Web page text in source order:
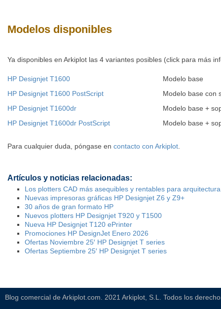
Modelos disponibles
Ya disponibles en Arkiplot las 4 variantes posibles (click para más
HP Designjet T1600
Modelo base
HP Designjet T1600 PostScript
Modelo base con
HP Designjet T1600dr
Modelo base +
HP Designjet T1600dr PostScript
Modelo base +
Para cualquier duda, póngase en contacto con Arkiplot
Artículos y noticias relacionadas:
Los plotters CAD más asequibles y rentables para
Nuevas impresoras gráficas HP Designjet Z6 y Z9+
30 años de gran formato HP
Nuevos plotters HP Designjet T920 y T1500
Nueva HP Designjet T120 ePrinter
Promociones HP DesignJet Enero 2026
Ofertas Noviembre 25′ HP Designjet T series
Ofertas Septiembre 25′ HP Designjet T series
Blog comercial de Arkiplot.com. 2021 Arkiplot, S.L. Todos los